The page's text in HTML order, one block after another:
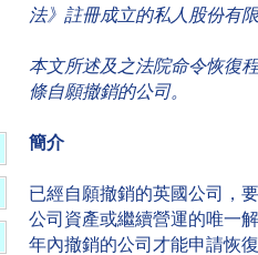
法》註冊成立的私人股份有
本文所述及之法院命令恢復
條自願撤銷的公司。
簡介
已經自願撤銷的英國公司，
公司資產或繼續營運的唯一
年內撤銷的公司才能申請恢